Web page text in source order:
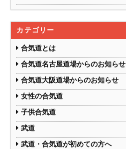
カテゴリー
合気道とは
合気道名古屋道場からのお知らせ
合気道大阪道場からのお知らせ
女性の合気道
子供合気道
武道
武道・合気道が初めての方へ